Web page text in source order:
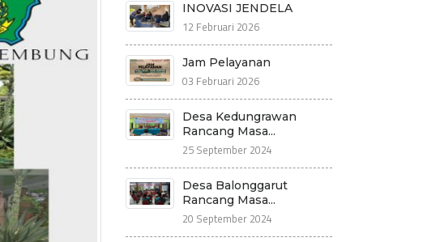
INOVASI JENDELA
12 Februari 2026
Jam Pelayanan
03 Februari 2026
Desa Kedungrawan
Rancang Masa...
25 September 2024
Desa Balonggarut
Rancang Masa...
20 September 2024